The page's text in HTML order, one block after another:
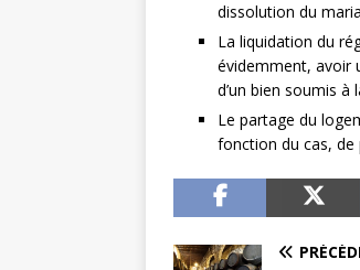
dissolution du
La liquidation du
évidemment, avoir
d’un bien soumis à
Le partage du
fonction du cas, de